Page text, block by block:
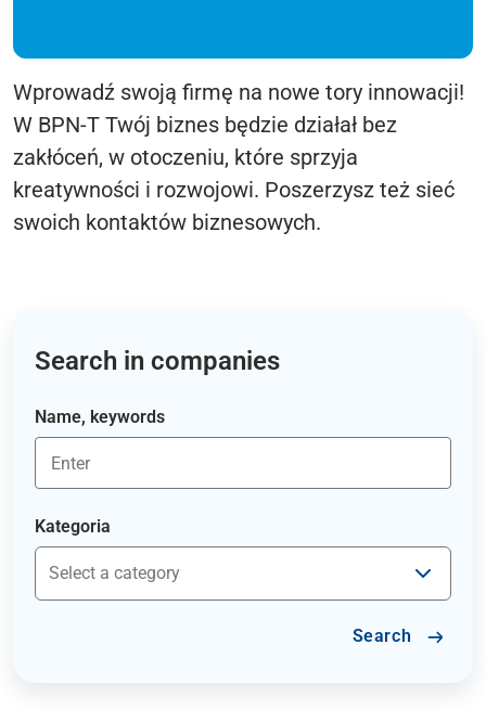
Wprowadź swoją firmę na nowe tory innowacji!
W BPN-T Twój biznes będzie działał bez
zakłóceń, w otoczeniu, które sprzyja
kreatywności i rozwojowi. Poszerzysz też sieć
swoich kontaktów biznesowych.
Search in companies
Name, keywords
Kategoria
Search